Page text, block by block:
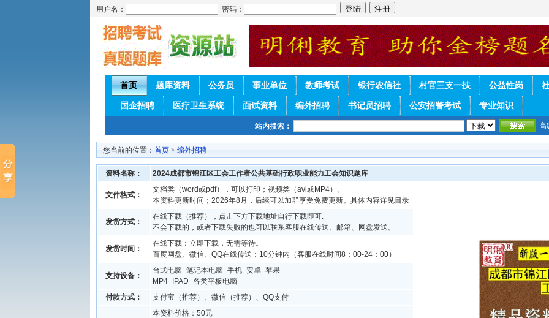
用户名： 密码：
首页 题库资料 公务员 事业单位 教师考试 银行农信社 村官三支一扶 公益性岗
国企招聘 医疗卫生系统 面试资料 编外招聘 书记员招聘 公安招警考试 专业知识
站内搜索： 高
您当前的位置： 首页 > 编外招聘
资料名称： 2024成都市锦江区工会工作者公共基础行政职业能力工会知识题库
文件格式：
文档类（word或pdf），可以打印；视频类（avi或MP4）。
本资料更新时间；2026年8月，后续可以加群享受免费更新。具体内容详见目录
发货方式：
在线下载（推荐），点击下方下载地址自行下载即可.
不会下载的，或者下载失败的也可以联系客服在线传送、邮箱、网盘发送。
发货时间：
在线下载：立即下载，无需等待。
百度网盘、微信、QQ在线传送：10分钟内（客服在线时间8：00-24：00）
支持设备：
台式电脑+笔记本电脑+手机+安卓+苹果
MP4+IPAD+各类平板电脑
付款方式：
支付宝（推荐）、微信（推荐）、QQ支付
本资料价格：50元